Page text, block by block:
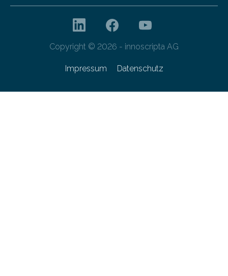
Copyright © 2026 - innoscripta AG
Impressum Datenschutz